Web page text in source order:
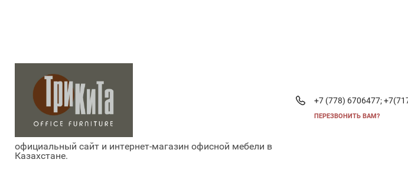
официальный сайт и интернет-магазин офисной мебели в
Казахстане.
+7 (778) 6706477;
ПЕРЕЗВОНИТЬ ВАМ?